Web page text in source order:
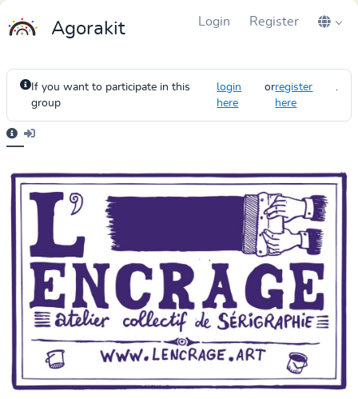
Agorakit Login Register
If you want to participate in this
group
login
here
orregister
here
.